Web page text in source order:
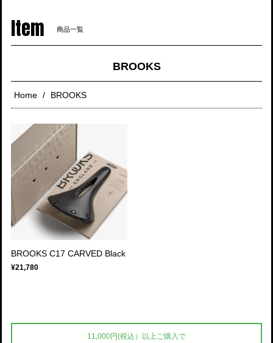
Item 商品一覧
BROOKS
Home BROOKS
BROOKS C17 CARVED Black
¥21,780
11,000円(税込）以上ご購入で